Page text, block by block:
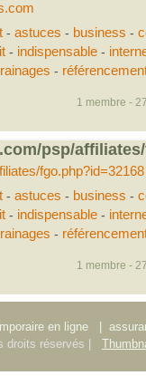
- astuces - business -
- indispensable-
-
1 membre -
psp/
fgo.php?id=32168
- astuces - business -
- indispensable-
-
1 membre -
en ligne
droits réservés |